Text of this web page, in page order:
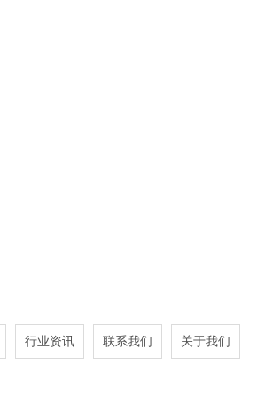
行业资讯 联系我们 关于我们